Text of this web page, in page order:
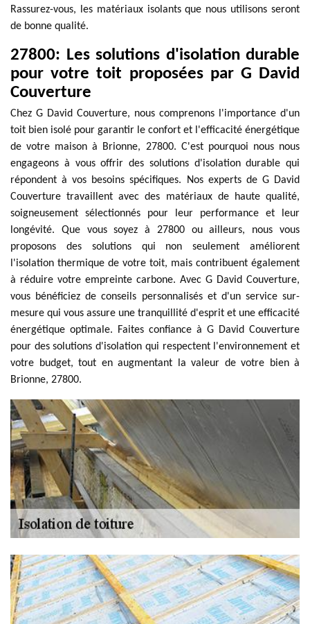
Rassurez-vous, les matériaux isolants que nous utilisons seront
de bonne qualité.
27800: Les solutions d'isolation durable
pour votre toit proposées par G David
Couverture
Chez G David Couverture, nous comprenons l'importance d'un
toit bien isolé pour garantir le confort et l'efficacité énergétique
de votre maison à Brionne, 27800. C'est pourquoi nous nous
engageons à vous offrir des solutions d'isolation durable qui
répondent à vos besoins spécifiques. Nos experts de G David
Couverture travaillent avec des matériaux de haute qualité,
soigneusement sélectionnés pour leur performance et leur
longévité. Que vous soyez à 27800 ou ailleurs, nous vous
proposons des solutions qui non seulement améliorent
l'isolation thermique de votre toit, mais contribuent également
à réduire votre empreinte carbone. Avec G David Couverture,
vous bénéficiez de conseils personnalisés et d'un service sur-
mesure qui vous assure une tranquillité d'esprit et une efficacité
énergétique optimale. Faites confiance à G David Couverture
pour des solutions d'isolation qui respectent l'environnement et
votre budget, tout en augmentant la valeur de votre bien à
Brionne, 27800.